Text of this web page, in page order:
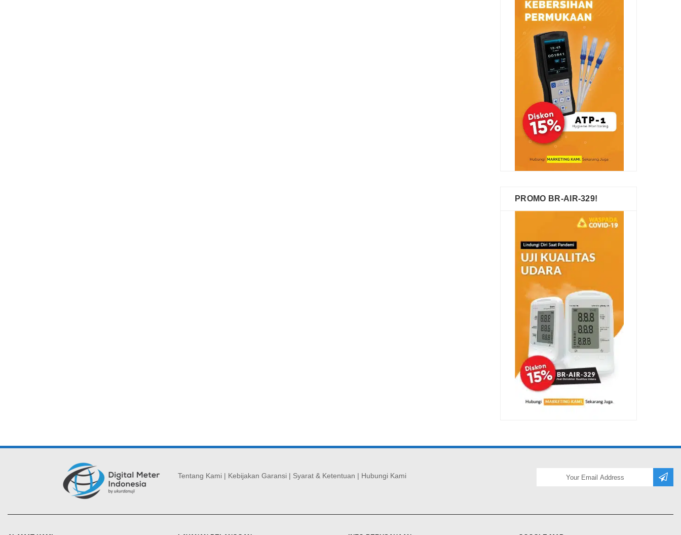
PROMO BR-AIR-329!
Tentang Kami | Kebijakan Garansi | Syarat & Ketentuan | Hubungi Kami